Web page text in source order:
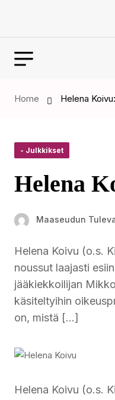
Home Helena
- Julkkikset
Helena
Maaseudun
Helena Koivu (o.s.
noussut laajasti
jääkiekkoilijan
käsiteltyihin
on, mistä […]
Helena Koivu (o.s.